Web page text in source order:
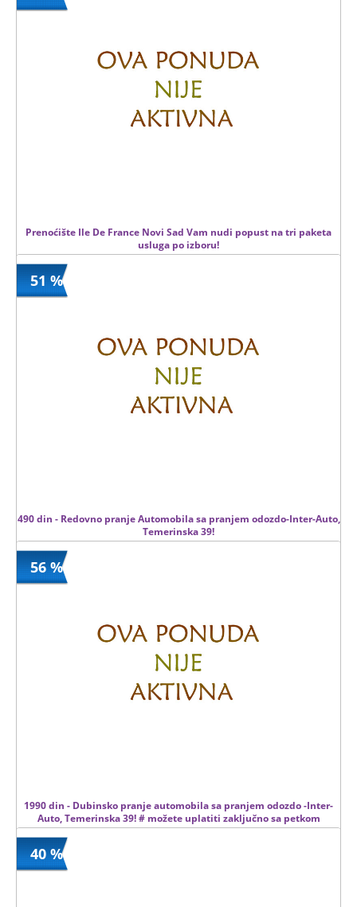
Prenoćište Ile De France Novi Sad Vam nudi popust na tri paketa
usluga po izboru!
51 %
490 din - Redovno pranje Automobila sa pranjem odozdo-Inter-Auto,
Temerinska 39!
56 %
1990 din - Dubinsko pranje automobila sa pranjem odozdo -Inter-
Auto, Temerinska 39! # možete uplatiti zaključno sa petkom
27.11.2015. #
40 %